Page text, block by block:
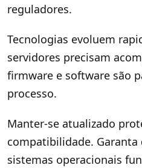
reguladores.
Tecnologias evoluem
servidores precisam
firmware e software são
processo.
Manter-se atualizado
compatibilidade. Garanta
sistemas operacionais